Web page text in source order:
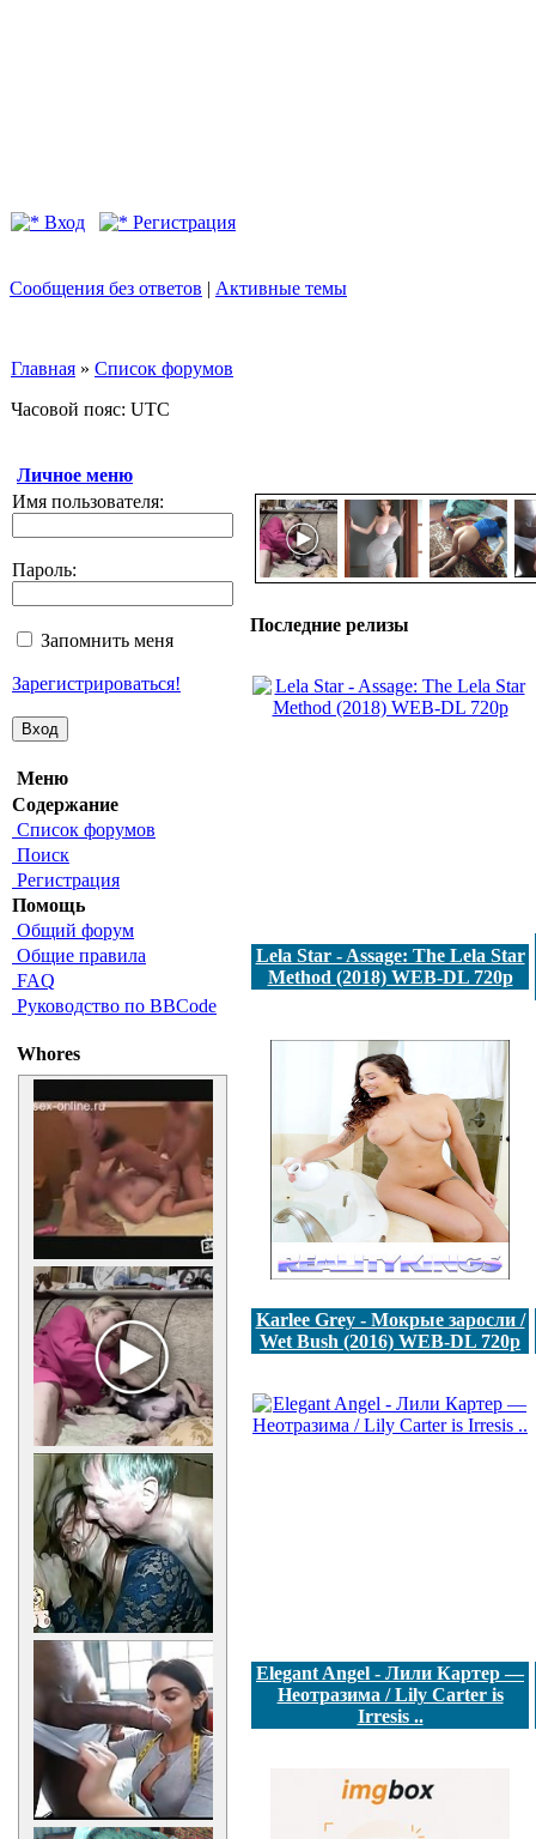
Вход Регистрация
Сообщения без ответов | Активные темы
Главная » Список форумов
Часовой пояс: UTC
Личное меню
Имя пользователя:
Пароль:
Запомнить меня
Зарегистрироваться!
Меню
Содержание
Список форумов
Поиск
Регистрация
Помощь
Общий форум
Общие правила
FAQ
Руководство по BBCode
Whores
Последние релизы
Lela Star - Assage: The Lela Star
Method (2018) WEB-DL 720p
Karlee Grey - Мокрые заросли /
Wet Bush (2016) WEB-DL 720p
Elegant Angel - Лили Картер —
Неотразима / Lily Carter is
Irresis ..